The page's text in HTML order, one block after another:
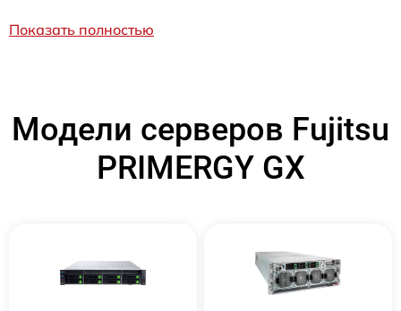
Показать полностью
Модели серверов Fujitsu
PRIMERGY GX